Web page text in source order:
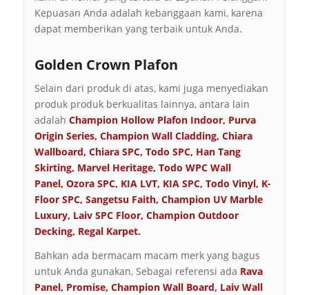
Kepuasan Anda adalah kebanggaan kami, karena
dapat memberikan yang terbaik untuk Anda.
Golden Crown Plafon
Selain dari produk di atas, kami juga menyediakan
produk produk berkualitas lainnya, antara lain
adalah Champion Hollow Plafon Indoor, Purva
Origin Series, Champion Wall Cladding, Chiara
Wallboard, Chiara SPC, Todo SPC, Han Tang
Skirting, Marvel Heritage, Todo WPC Wall
Panel, Ozora SPC, KIA LVT, KIA SPC, Todo Vinyl, K-
Floor SPC, Sangetsu Faith, Champion UV Marble
Luxury, Laiv SPC Floor, Champion Outdoor
Decking, Regal Karpet.
Bahkan ada bermacam macam merk yang bagus
untuk Anda gunakan, Sebagai referensi ada Rava
Panel, Promise, Champion Wall Board, Laiv Wall